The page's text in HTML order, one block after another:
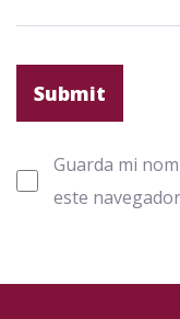
Guarda mi
este